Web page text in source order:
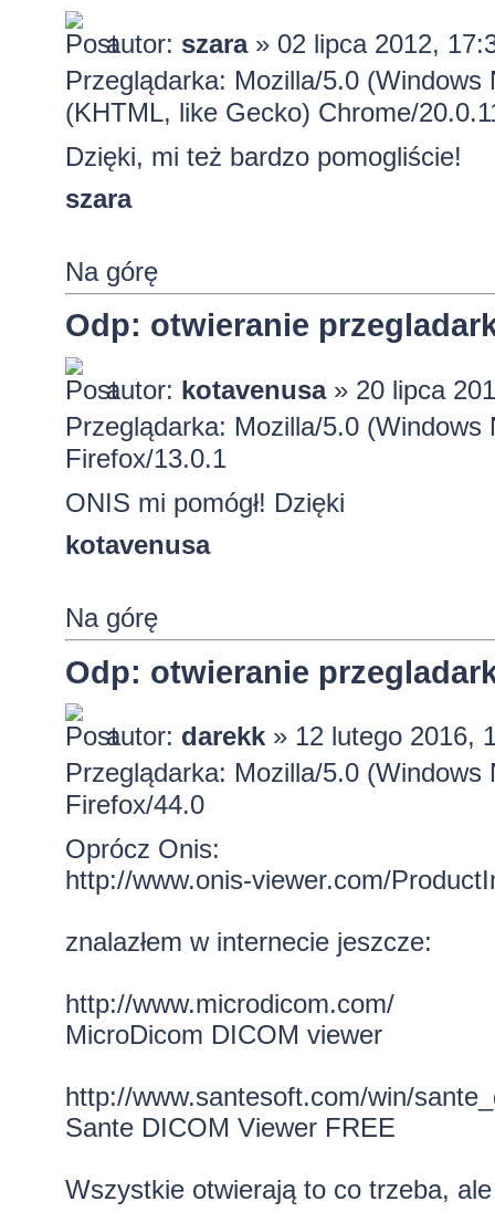
autor: szara» 02 lipca 2012,
Przeglądarka: Mozilla/5.0
(KHTML, like Gecko) Chrome/
Dzięki, mi też bardzo pomogliście!
szara
Na górę
Odp: otwieranie
autor: kotavenusa» 20 lipca
Przeglądarka: Mozilla/5.0
Firefox/13.0.1
ONIS mi pomógł! Dzięki
kotavenusa
Na górę
Odp: otwieranie
autor: darekk» 12 lutego 2016,
Przeglądarka: Mozilla/5.0
Firefox/44.0
Oprócz Onis:
http://www.onis-viewer.com/
znalazłem w internecie jeszcze:
http://www.microdicom.com/
MicroDicom DICOM viewer
http://www.santesoft.com/win/
Sante DICOM Viewer FREE
Wszystkie otwierają to co trzeba,